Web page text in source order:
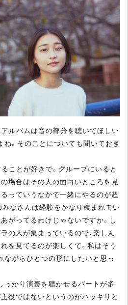
ルバムは音の部分を聴いてほしい
。そのことについても聞いておき
ことが好きで。グループにいると
場合はその人の面白いところを見
っていうなかで一緒にやるのが超
なさんは経験をかなり積まれてい
がってるわけじゃないですか。し
の人が集まっているので、楽しん
を見てるのが楽しくて。私はそう
ながらひとつの形にしたいと思っ
かり演奏を聴かせるパートが多
役ではないというのがハッキリと